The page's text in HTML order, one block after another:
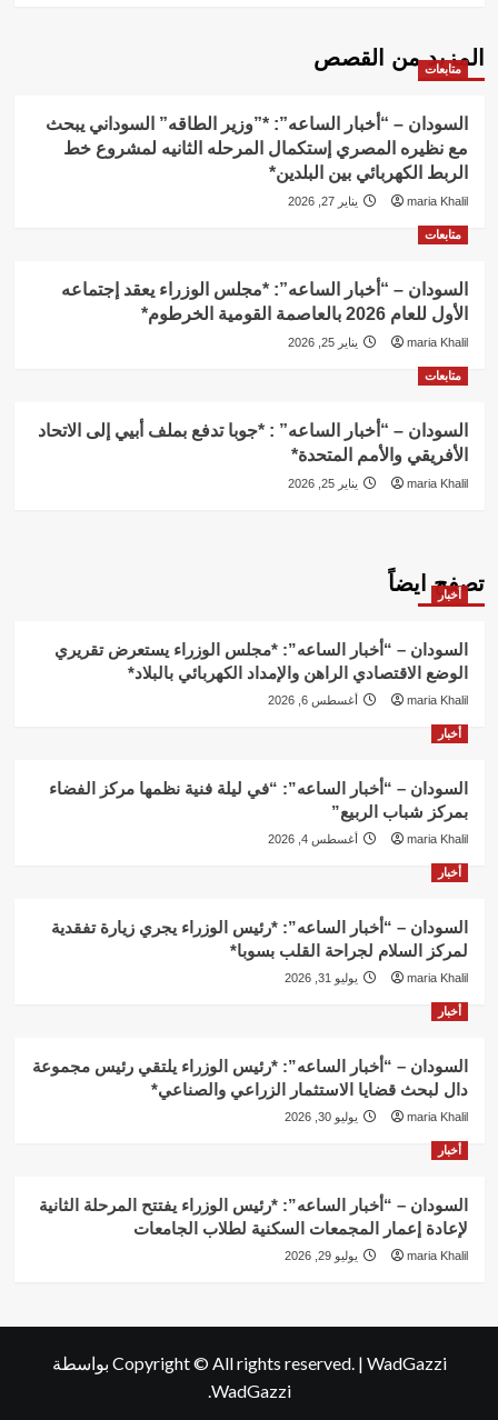
المزيد من القصص
متابعات
السودان – “أخبار الساعه”: *”وزير الطاقه” السوداني يبحث
مع نظيره المصري إستكمال المرحله الثانيه لمشروع خط
الربط الكهربائي بين البلدين*
maria Khalil يناير 27, 2026
متابعات
السودان – “أخبار الساعه”: *مجلس الوزراء يعقد إجتماعه
الأول للعام 2026 بالعاصمة القومية الخرطوم*
maria Khalil يناير 25, 2026
متابعات
السودان – “أخبار الساعه” : *جوبا تدفع بملف أبيي إلى الاتحاد
الأفريقي والأمم المتحدة*
maria Khalil يناير 25, 2026
تصفح ايضاً
أخبار
السودان – “أخبار الساعه”: *مجلس الوزراء يستعرض تقريري
الوضع الاقتصادي الراهن والإمداد الكهربائي بالبلاد*
maria Khalil أغسطس 6, 2026
أخبار
السودان – “أخبار الساعه”: “في ليلة فنية نظمها مركز الفضاء
بمركز شباب الربيع”
maria Khalil أغسطس 4, 2026
أخبار
السودان – “أخبار الساعه”: *رئيس الوزراء يجري زيارة تفقدية
لمركز السلام لجراحة القلب بسوبا*
maria Khalil يوليو 31, 2026
أخبار
السودان – “أخبار الساعه”: *رئيس الوزراء يلتقي رئيس مجموعة
دال لبحث قضايا الاستثمار الزراعي والصناعي*
maria Khalil يوليو 30, 2026
أخبار
السودان – “أخبار الساعه”: *رئيس الوزراء يفتتح المرحلة الثانية
لإعادة إعمار المجمعات السكنية لطلاب الجامعات
maria Khalil يوليو 29, 2026
Copyright © All rights reserved. | WadGazzi
بواسطة
WadGazzi.